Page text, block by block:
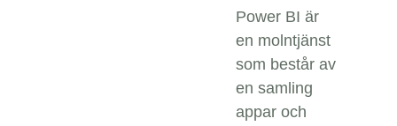
Power BI är
en molntjänst
som består av
en samling
appar och